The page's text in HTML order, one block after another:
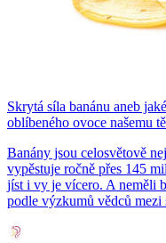
Skrytá síla banánu aneb
oblíbeného ovoce našemu
Banány jsou celosvětově
vypěstuje ročně přes 145
jíst i vy je vícero. A neměli
podle výzkumů vědců mezi